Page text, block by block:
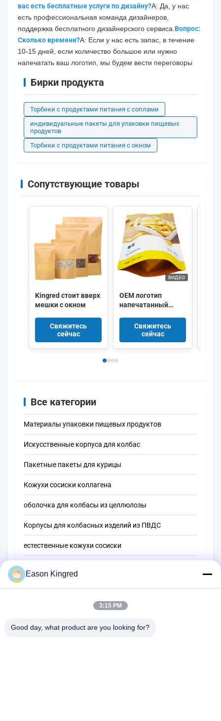
вас есть бесплатные услуги по дизайну?A: Да, у нас
есть профессиональная команда дизайнеров,
поддержка бесплатного дизайнерского сервиса. Вопрос:
Сколько времени?A: Если у нас есть запас, в течение
10-15 дней, если количество большое или нужно
напечатать ваш логотип, мы будем вести переговоры
Бирки продукта
Торбики с продуктами питания с соплами
индивидуальные пакеты для упаковки пищевых
продуктов
Торбики с продуктами питания с окном
Сопутствующие товары
Kingred стоит вверх
мешки с окном
Свяжитесь
сейчас
ВИДЕО
OEM логотип
напечатанный
алюминиевый слой
упаковочные
мешки для пищи
Свяжитесь
сейчас
Все категории
Материалы упаковки пищевых продуктов
Искусственные корпуса для колбас
Пакетные пакеты для курицы
Кожухи сосиски коллагена
оболочка для колбасы из целлюлозы
Корпусы для колбасных изделий из ПВДС
естественные кожухи сосиски
Пленка для упаковки пищевых продуктов
Eason Kingred
3:15 PM
Good day, what product are you looking for?